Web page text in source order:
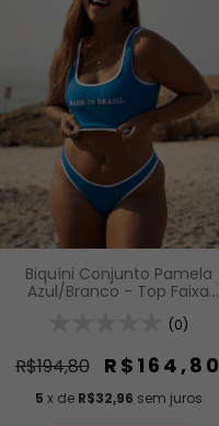
Biquíni Conjunto Pamela
Azul/Branco - Top Faixa
(0)
R$194,80 R$164,80
5 x de R$32,96 sem juros